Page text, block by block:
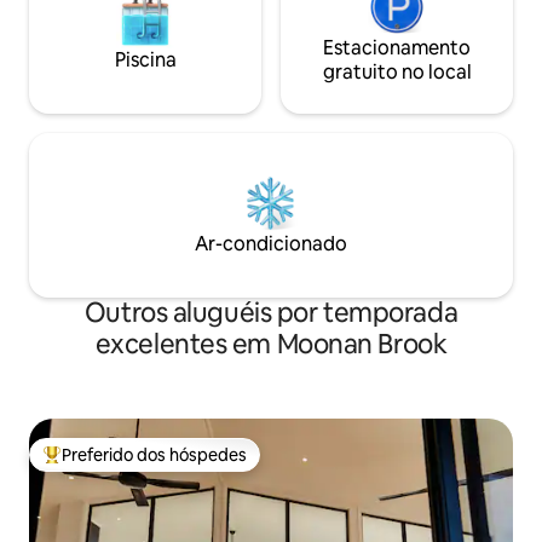
Piscina
Estacionamento
gratuito no local
Ar-condicionado
Outros aluguéis por temporada
excelentes em Moonan Brook
Entre os melhores preferidos dos hóspedes
Preferido dos hóspedes